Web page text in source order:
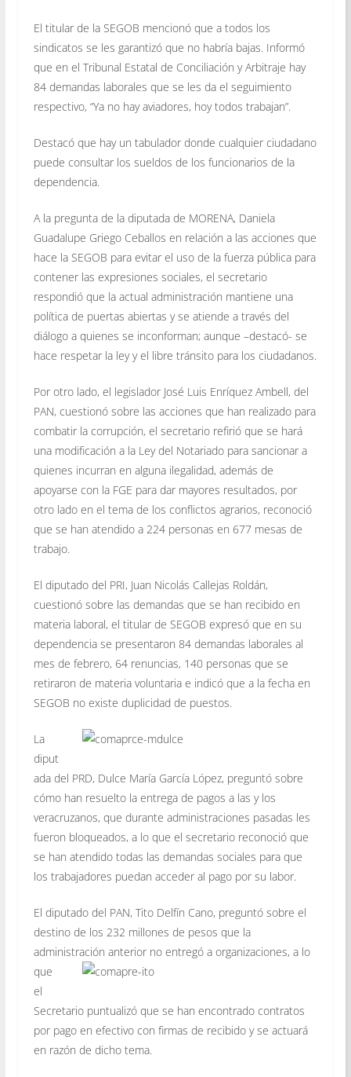
El titular de la SEGOB mencionó que a todos los
sindicatos se les garantizó que no habría bajas. Informó
que en el Tribunal Estatal de Conciliación y Arbitraje hay
84 demandas laborales que se les da el seguimiento
respectivo, “Ya no hay aviadores, hoy todos trabajan”.
Destacó que hay un tabulador donde cualquier ciudadano
puede consultar los sueldos de los funcionarios de la
dependencia.
A la pregunta de la diputada de MORENA, Daniela
Guadalupe Griego Ceballos en relación a las acciones que
hace la SEGOB para evitar el uso de la fuerza pública para
contener las expresiones sociales, el secretario
respondió que la actual administración mantiene una
política de puertas abiertas y se atiende a través del
diálogo a quienes se inconforman; aunque –destacó- se
hace respetar la ley y el libre tránsito para los ciudadanos.
Por otro lado, el legislador José Luis Enríquez Ambell, del
PAN, cuestionó sobre las acciones que han realizado para
combatir la corrupción, el secretario refirió que se hará
una modificación a la Ley del Notariado para sancionar a
quienes incurran en alguna ilegalidad, además de
apoyarse con la FGE para dar mayores resultados, por
otro lado en el tema de los conflictos agrarios, reconoció
que se han atendido a 224 personas en 677 mesas de
trabajo.
El diputado del PRI, Juan Nicolás Callejas Roldán,
cuestionó sobre las demandas que se han recibido en
materia laboral, el titular de SEGOB expresó que en su
dependencia se presentaron 84 demandas laborales al
mes de febrero, 64 renuncias, 140 personas que se
retiraron de materia voluntaria e indicó que a la fecha en
SEGOB no existe duplicidad de puestos.
La
diput
ada del PRD, Dulce María García López, preguntó sobre
cómo han resuelto la entrega de pagos a las y los
veracruzanos, que durante administraciones pasadas les
fueron bloqueados, a lo que el secretario reconoció que
se han atendido todas las demandas sociales para que
los trabajadores puedan acceder al pago por su labor.
El diputado del PAN, Tito Delfín Cano, preguntó sobre el
destino de los 232 millones de pesos que la
administración anterior no entregó a organizaciones, a lo
que
el
Secretario puntualizó que se han encontrado contratos
por pago en efectivo con firmas de recibido y se actuará
en razón de dicho tema.